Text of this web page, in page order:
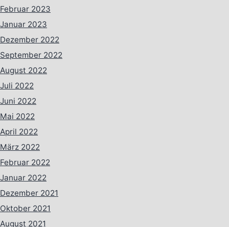
Februar 2023
Januar 2023
Dezember 2022
September 2022
August 2022
Juli 2022
Juni 2022
Mai 2022
April 2022
März 2022
Februar 2022
Januar 2022
Dezember 2021
Oktober 2021
August 2021